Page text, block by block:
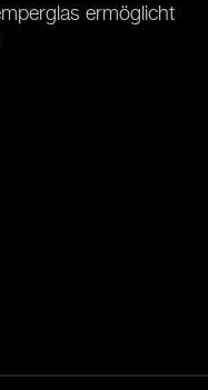
ermöglicht